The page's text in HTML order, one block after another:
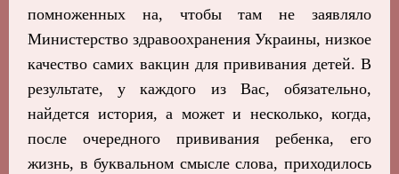
помноженных на, чтобы там не заявляло
Министерство здравоохранения Украины, низкое
качество самих вакцин для прививания детей. В
результате, у каждого из Вас, обязательно,
найдется история, а может и несколько, когда,
после очередного прививания ребенка, его
жизнь, в буквальном смысле слова, приходилось